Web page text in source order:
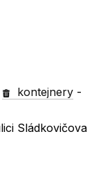
kontejnery -
Sládkovičova